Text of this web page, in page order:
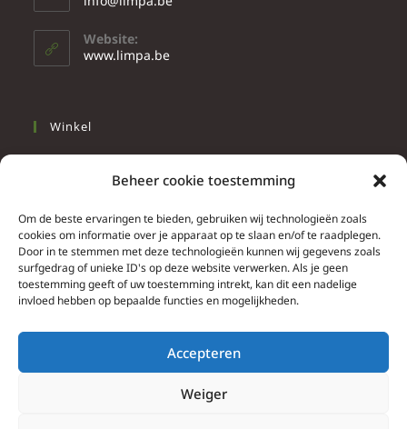
Beheer cookie toestemming
Om de beste ervaringen te bieden, gebruiken wij technologieën zoals
cookies om informatie over je apparaat op te slaan en/of te raadplegen.
Door in te stemmen met deze technologieën kunnen wij gegevens zoals
surfgedrag of unieke ID's op deze website verwerken. Als je geen
toestemming geeft of uw toestemming intrekt, kan dit een nadelige
invloed hebben op bepaalde functies en mogelijkheden.
Accepteren
Weiger
Website:
www.limpa.be
Winkel
Wonen
Info
Contacteer ons